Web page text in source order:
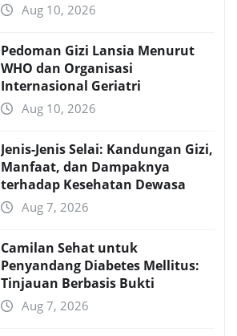
Aug 10, 2026
Pedoman Gizi Lansia Menurut
WHO dan Organisasi
Internasional Geriatri
Aug 10, 2026
Jenis-Jenis Selai: Kandungan Gizi,
Manfaat, dan Dampaknya
terhadap Kesehatan Dewasa
Aug 7, 2026
Camilan Sehat untuk
Penyandang Diabetes Mellitus:
Tinjauan Berbasis Bukti
Aug 7, 2026